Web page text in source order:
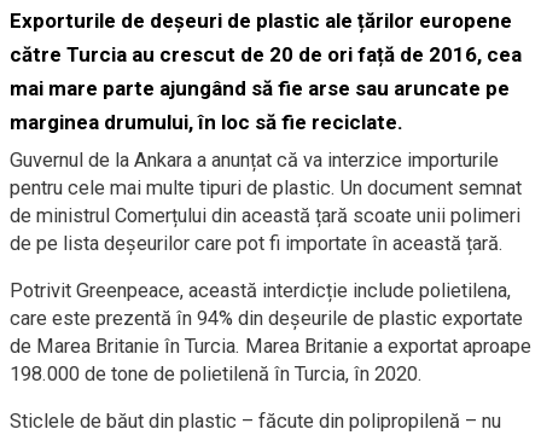
Exporturile de deșeuri de plastic ale țărilor europene
către Turcia au crescut de 20 de ori față de 2016, cea
mai mare parte ajungând să fie arse sau aruncate pe
marginea drumului, în loc să fie reciclate.
Guvernul de la Ankara a anunțat că va interzice importurile
pentru cele mai multe tipuri de plastic. Un document semnat
de ministrul Comerțului din această țară scoate unii polimeri
de pe lista deșeurilor care pot fi importate în această țară.
Potrivit Greenpeace, această interdicție include polietilena,
care este prezentă în 94% din deșeurile de plastic exportate
de Marea Britanie în Turcia. Marea Britanie a exportat aproape
198.000 de tone de polietilenă în Turcia, în 2020.
Sticlele de băut din plastic – făcute din polipropilenă – nu